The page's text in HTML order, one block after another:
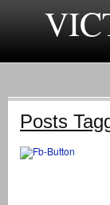
Posts